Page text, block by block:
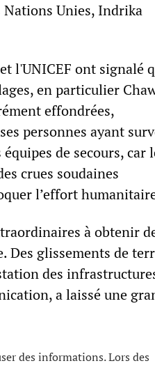
Nations Unies, Indrika
l'UNICEF ont signalé
en particulier
effondrées,
personnes ayant
de secours, car
crues soudaines
l’effort
à obtenir
Des glissements de
des
a laissé une
des informations. Lors des